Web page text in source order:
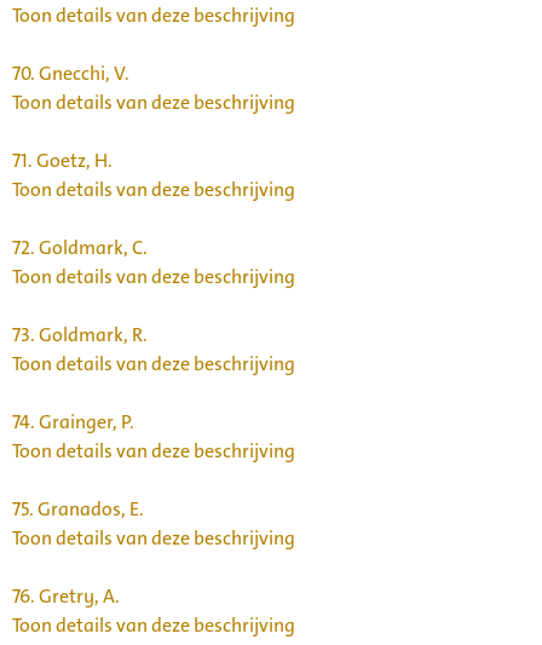
Toon details van deze beschrijving
70.Gnecchi, V.
Toon details van deze beschrijving
71.Goetz, H.
Toon details van deze beschrijving
72.Goldmark, C.
Toon details van deze beschrijving
73.Goldmark, R.
Toon details van deze beschrijving
74.Grainger, P.
Toon details van deze beschrijving
75.Granados, E.
Toon details van deze beschrijving
76.Gretry, A.
Toon details van deze beschrijving